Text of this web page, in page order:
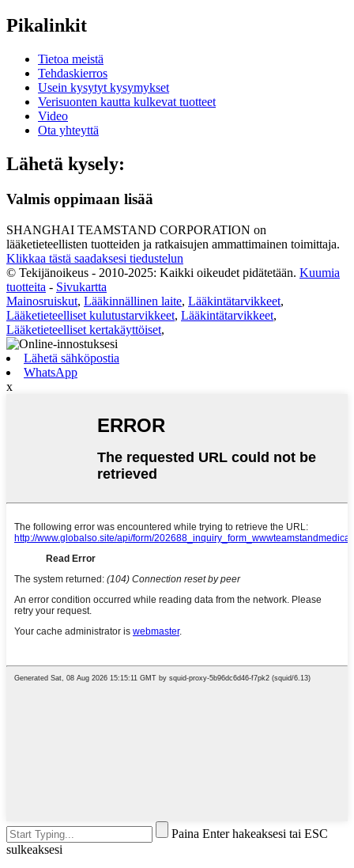
Pikalinkit
Tietoa meistä
Tehdaskierros
Usein kysytyt kysymykset
Verisuonten kautta kulkevat tuotteet
Video
Ota yhteyttä
Lähetä kysely:
Valmis oppimaan lisää
SHANGHAI TEAMSTAND CORPORATION on
lääketieteellisten tuotteiden ja ratkaisujen ammattimainen toimittaja.
Klikkaa tästä saadaksesi tiedustelun
© Tekijänoikeus - 2010-2025: Kaikki oikeudet pidätetään. Kuumia
tuotteita - Sivukartta
Mainosruiskut, Lääkinnällinen laite, Lääkintätarvikkeet,
Lääketieteelliset kulutustarvikkeet, Lääkintätarvikkeet,
Lääketieteelliset kertakäyttöiset,
Lähetä sähköpostia
WhatsApp
x
Paina Enter hakeaksesi tai ESC
sulkeaksesi